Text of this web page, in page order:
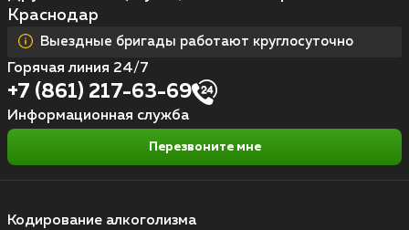
Кодирование алкоголизма
Краснодар
Выездные бригады работают круглосуточно
Горячая линия 24/7
+7 (861) 217-63-69
Информационная служба
Перезвоните мне